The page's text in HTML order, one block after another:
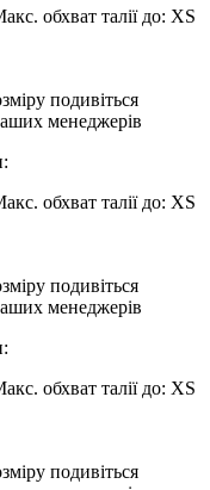
обхват талії до: XS
подивіться
менеджерів
обхват талії до: XS
подивіться
менеджерів
обхват талії до: XS
подивіться